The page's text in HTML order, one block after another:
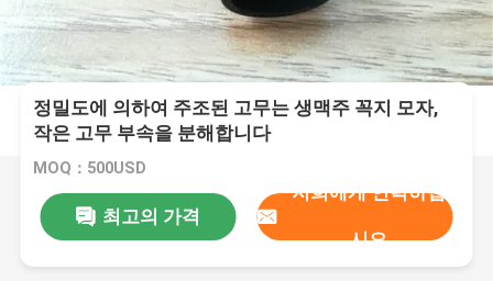
정밀도에 의하여 주조된 고무는 생맥주 꼭지 모자,
작은 고무 부속을 분해합니다
MOQ：500USD
최고의 가격
저희에게 연락하십
시오